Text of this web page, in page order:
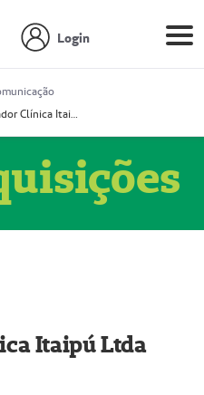
Login
Prestador Clínica Itaipú Ltda (51004348-2)
Itaipú Ltda